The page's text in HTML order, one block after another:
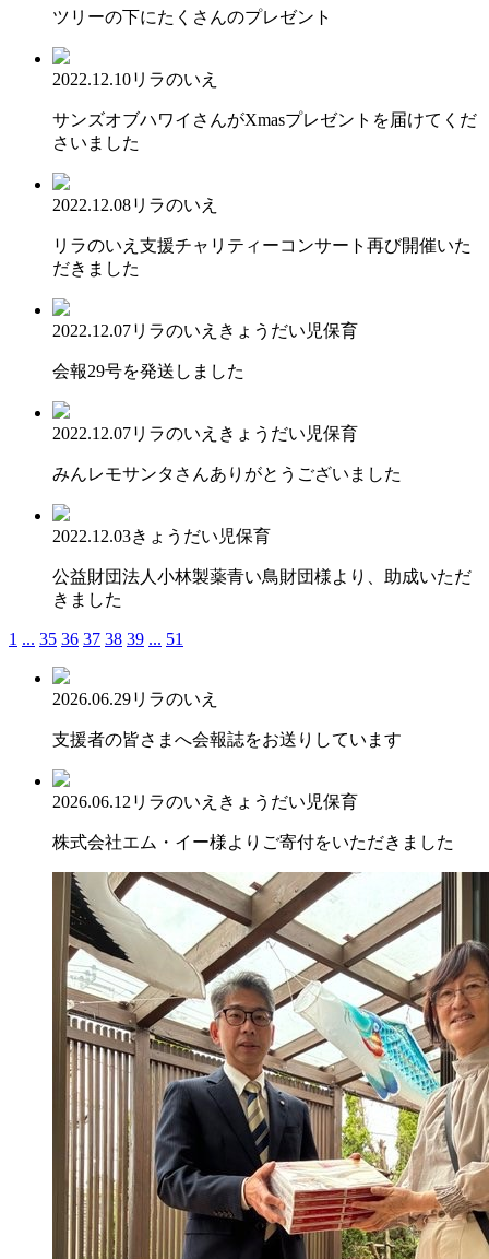
ツリーの下にたくさんのプレゼント
2022.12.10リラのいえ
サンズオブハワイさんがXmasプレゼントを届けてくだ
さいました
2022.12.08リラのいえ
リラのいえ支援チャリティーコンサート再び開催いた
だきました
2022.12.07リラのいえ きょうだい児保育
会報29号を発送しました
2022.12.07リラのいえ きょうだい児保育
みんレモサンタさんありがとうございました
2022.12.03きょうだい児保育
公益財団法人小林製薬青い鳥財団様より、助成いただ
きました
1 ... 35 36 37 38 39 ... 51
2026.06.29リラのいえ
支援者の皆さまへ会報誌をお送りしています
2026.06.12 リラのいえ きょうだい児保育
株式会社エム・イー様よりご寄付をいただきました